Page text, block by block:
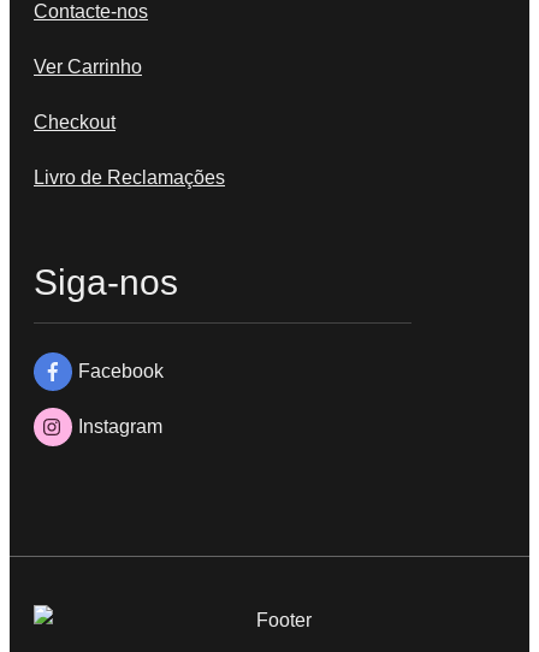
Contacte-nos
Ver Carrinho
Checkout
Livro de Reclamações
Siga-nos
Facebook
Instagram